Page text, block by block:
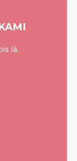
là.